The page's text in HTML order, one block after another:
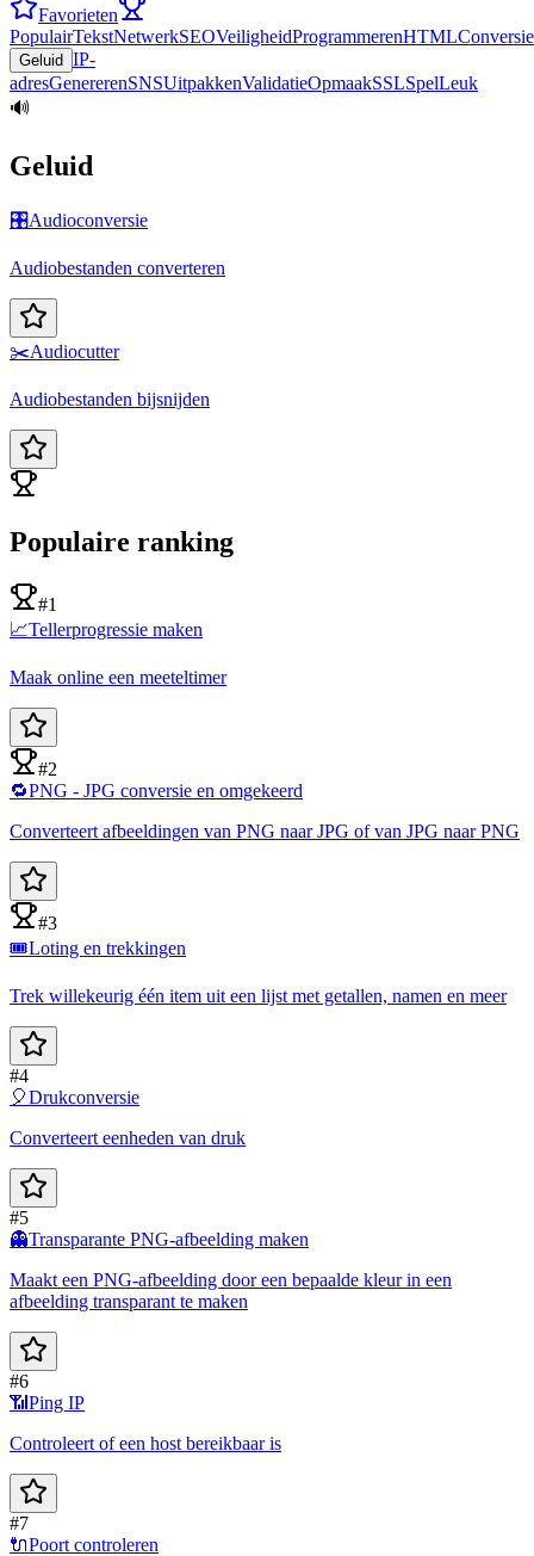
Favorieten
PopulairTekstNetwerkSEOVeiligheidProgrammerenHTMLConversie
Geluid IP-
adresGenererenSNSUitpakkenValidatieOpmaakSSLSpelLeuk
🔊
Geluid
🎛️Audioconversie
Audiobestanden converteren
✂️Audiocutter
Audiobestanden bijsnijden
Populaire ranking
#1
📈Tellerprogressie maken
Maak online een meeteltimer
#2
🔁PNG - JPG conversie en omgekeerd
Converteert afbeeldingen van PNG naar JPG of van JPG naar PNG
#3
🎟️Loting en trekkingen
Trek willekeurig één item uit een lijst met getallen, namen en meer
#4
🎈Drukconversie
Converteert eenheden van druk
#5
👻Transparante PNG-afbeelding maken
Maakt een PNG-afbeelding door een bepaalde kleur in een
afbeelding transparant te maken
#6
📶 Ping IP
Controleert of een host bereikbaar is
#7
🔌Poort controleren